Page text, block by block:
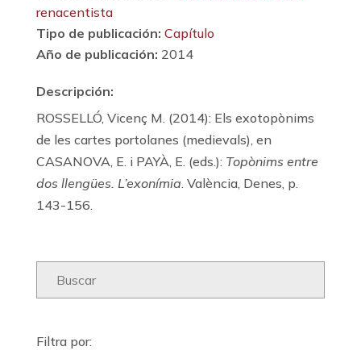
renacentista
Tipo de publicación: Capítulo
Año de publicación: 2014
Descripción:
ROSSELLÓ, Vicenç M. (2014): Els exotopònims
de les cartes portolanes (medievals), en
CASANOVA, E. i PAYÀ, E. (eds.): Topònims entre
dos llengües. L’exonímia. València, Denes, p.
143-156.
Filtra por: